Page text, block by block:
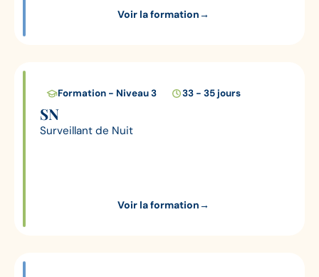
Voir la formation→
Formation - Niveau 3 33 - 35 jours
SN
Surveillant de Nuit
Voir la formation→